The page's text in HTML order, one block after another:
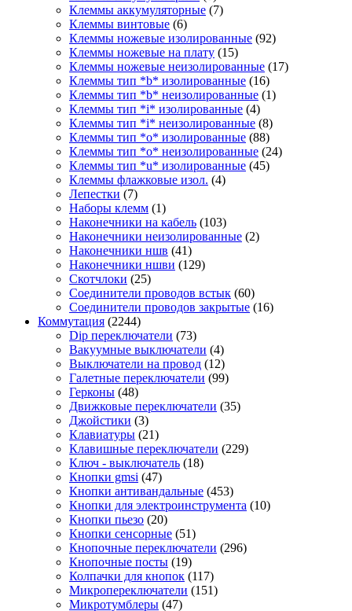
Клеммы аккумуляторные (7)
Клеммы винтовые (6)
Клеммы ножевые изолированные (92)
Клеммы ножевые на плату (15)
Клеммы ножевые неизолированные (17)
Клеммы тип *b* изолированные (16)
Клеммы тип *b* неизолированные (1)
Клеммы тип *i* изолированные (4)
Клеммы тип *i* неизолированные (8)
Клеммы тип *o* изолированные (88)
Клеммы тип *o* неизолированные (24)
Клеммы тип *u* изолированные (45)
Клеммы флажковые изол. (4)
Лепестки (7)
Наборы клемм (1)
Наконечники на кабель (103)
Наконечники неизолированные (2)
Наконечники ншв (41)
Наконечники ншви (129)
Скотчлоки (25)
Соединители проводов встык (60)
Соединители проводов закрытые (16)
Коммутация (2244)
Dip переключатели (73)
Вакуумные выключатели (4)
Выключатели на провод (12)
Галетные переключатели (99)
Герконы (48)
Движковые переключатели (35)
Джойстики (3)
Клавиатуры (21)
Клавишные переключатели (229)
Ключ - выключатель (18)
Кнопки gmsi (47)
Кнопки антивандальные (453)
Кнопки для электроинструмента (10)
Кнопки пьезо (20)
Кнопки сенсорные (51)
Кнопочные переключатели (296)
Кнопочные посты (19)
Колпачки для кнопок (117)
Микропереключатели (151)
Микротумблеры (47)